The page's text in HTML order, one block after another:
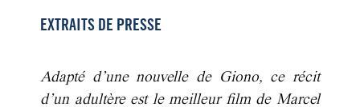
EXTRAITS DE PRESSE
Adapté d’une nouvelle de Giono, ce récit
d’un adultère est le meilleur film de Marcel